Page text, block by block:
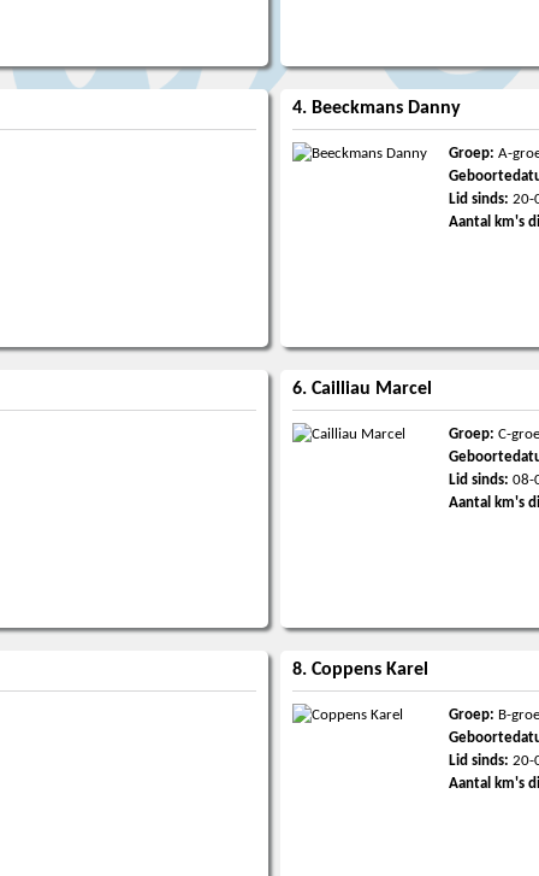
4. Beeckmans Danny
Groep: A-
Lid sinds: 20-
Aantal km's
6. Cailliau Marcel
Groep: C-
Lid sinds: 08-
Aantal km's
8. Coppens Karel
Groep: B-
Lid sinds: 20-
Aantal km's